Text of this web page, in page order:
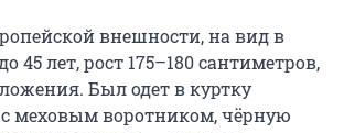
внешности, на вид в
45 лет, рост 175–180 сантиметров,
Был одет в куртку
с меховым воротником, чёрную